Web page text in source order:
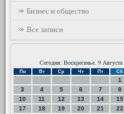
Бизнес и общество
Все записи
Сегодня: Воскресенье, 9 Августа
Пн Вт Ср Чт Пт Сб
1
3
4 5 6 7 8
10
11 12 13 14 15
17
18 19 20 21 22